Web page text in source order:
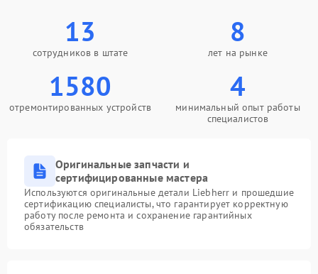
13
сотрудников в штате
8
лет на рынке
1580
отремонтированных устройств
4
минимальный опыт работы
специалистов
Оригинальные запчасти и
сертифицированные мастера
Используются оригинальные детали Liebherr и прошедшие
сертификацию специалисты, что гарантирует корректную
работу после ремонта и сохранение гарантийных
обязательств